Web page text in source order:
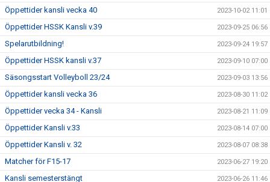
Öppettider kansli vecka 40 2023-10-02 11:01
Öppettider HSSK Kansli v.39 2023-09-25 06:56
Spelarutbildning! 2023-09-24 19:57
Öppettider HSSK kansli v.37 2023-09-10 07:00
Säsongsstart Volleyboll 23/24 2023-09-03 13:56
Öppettider kansli vecka 36 2023-08-30 11:02
Öppettider vecka 34 - Kansli 2023-08-21 11:09
Öppettider Kansli v.33 2023-08-14 07:00
Öppettider Kansli v. 32 2023-08-07 08:38
Matcher för F15-17 2023-06-27 19:20
Kansli semesterstängt 2023-06-26 11:46